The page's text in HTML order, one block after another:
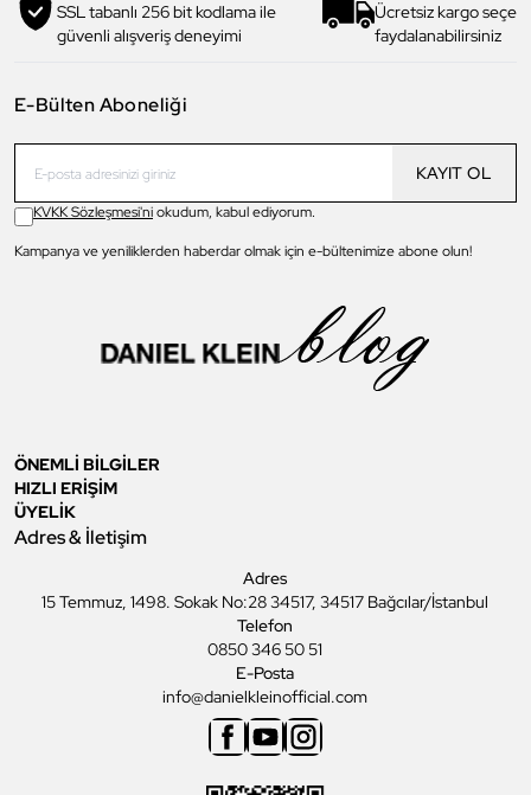
SSL tabanlı 256 bit kodlama ile
güvenli alışveriş deneyimi
Ücretsiz kargo
faydalanabilirsiniz
E-Bülten Aboneliği
KAYIT OL
KVKK Sözleşmesi'niokudum, kabul ediyorum.
Kampanya ve yeniliklerden haberdar olmak için e-bültenimize abone olun!
ÖNEMLİ BİLGİLER
HIZLI ERİŞİM
ÜYELİK
Adres & İletişim
Adres
15 Temmuz, 1498. Sokak No:28 34517, 34517 Bağcılar/İstanbul
Telefon
0850 346 50 51
E-Posta
info@danielkleinofficial.com
Facebook
YoutubeInstagram